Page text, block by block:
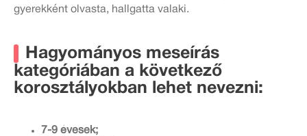
gyerekként olvasta, hallgatta valaki.
Hagyományos meseírás
kategóriában a következő
korosztályokban lehet nevezni:
7-9 évesek;